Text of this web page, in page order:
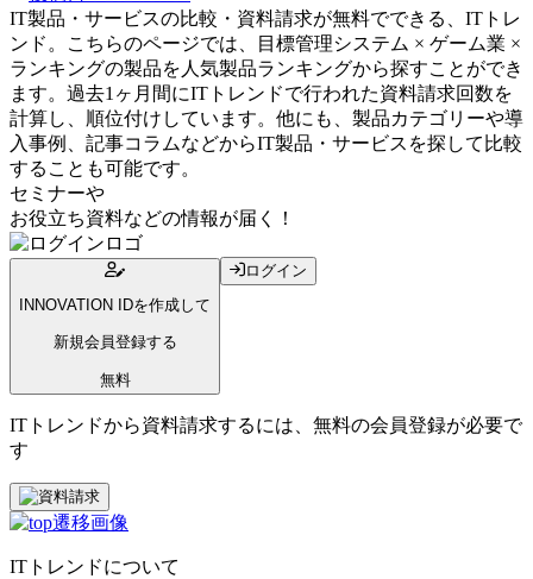
IT製品・サービスの比較・資料請求が無料でできる、ITトレ
ンド。こちらのページでは、
目標管理システム × ゲーム業 ×
ランキングの製品を人気製品ランキングから探すことができ
ます。過去1ヶ月間にITトレンドで行われた資料請求回数を
計算し、順位付けしています。他にも、製品カテゴリーや導
入事例、記事コラムなどからIT製品・サービスを探して比較
することも可能です。
セミナーや
お役立ち資料などの情報が届く！
INNOVATION IDを作成して
新規会員登録する
無料
ログイン
ITトレンドから資料請求するには、無料の会員登録が必要で
す
ITトレンドについて